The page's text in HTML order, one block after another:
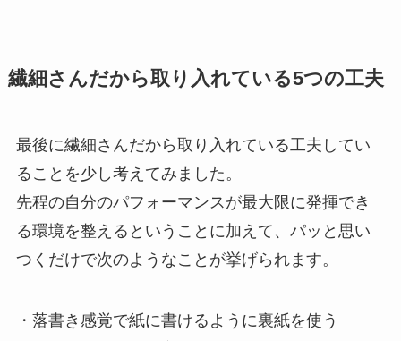
繊細さんだから取り入れている5つの工夫
最後に繊細さんだから取り入れている工夫してい
ることを少し考えてみました。
先程の自分のパフォーマンスが最大限に発揮でき
る環境を整えるということに加えて、パッと思い
つくだけで次のようなことが挙げられます。
・落書き感覚で紙に書けるように裏紙を使う